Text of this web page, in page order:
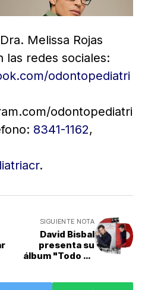
Melissa Rojas
las redes sociales:
odontopediatri
odontopediatri
8341-1162,
.
SIGUIENTE NOTA
David Bisbal
presenta su
álbum "Todo es